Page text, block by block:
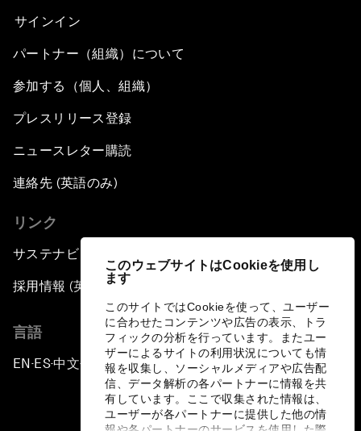
このウェブサイトはCookieを使用し
ます
このサイトではCookieを使って、ユーザー
に合わせたコンテンツや広告の表示、トラ
フィックの分析を行っています。またユー
ザーによるサイトの利用状況についても情
報を収集し、ソーシャルメディアや広告配
信、データ解析の各パートナーに情報を共
有しています。ここで収集された情報は、
ユーザーが各パートナーに提供した他の情
サインイン
パートナー（組織）について
参加する（個人、組織）
プレスリリース登録
ニュースレター購読
連絡先 (英語のみ)
リンク
サステナビリティへの取り組み
採用情報 (英語のみ)
言語
EN ▪ ES▪中文▪ 日本語